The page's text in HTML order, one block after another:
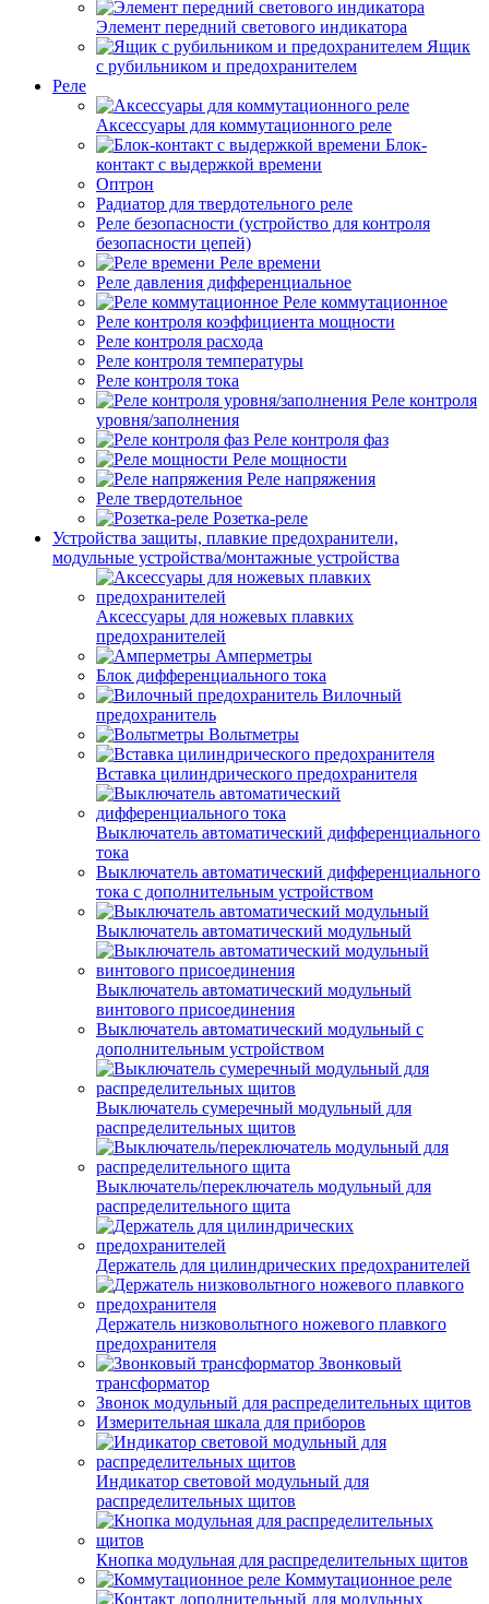
Элемент передний светового индикатора
Ящик
с рубильником и предохранителем
Реле
Аксессуары для коммутационного реле
Блок-
контакт с выдержкой времени
Оптрон
Радиатор для твердотельного реле
Реле безопасности (устройство для контроля
безопасности цепей)
Реле времени
Реле давления дифференциальное
Реле коммутационное
Реле контроля коэффициента мощности
Реле контроля расхода
Реле контроля температуры
Реле контроля тока
Реле контроля
уровня/заполнения
Реле контроля фаз
Реле мощности
Реле напряжения
Реле твердотельное
Розетка-реле
Устройства защиты, плавкие предохранители,
модульные устройства/монтажные устройства
Аксессуары для ножевых плавких
предохранителей
Амперметры
Блок дифференциального тока
Вилочный
предохранитель
Вольтметры
Вставка цилиндрического предохранителя
Выключатель автоматический дифференциального
тока
Выключатель автоматический дифференциального
тока с дополнительным устройством
Выключатель автоматический модульный
Выключатель автоматический модульный
винтового присоединения
Выключатель автоматический модульный с
дополнительным устройством
Выключатель сумеречный модульный для
распределительных щитов
Выключатель/переключатель модульный для
распределительного щита
Держатель для цилиндрических предохранителей
Держатель низковольтного ножевого плавкого
предохранителя
Звонковый
трансформатор
Звонок модульный для распределительных щитов
Измерительная шкала для приборов
Индикатор световой модульный для
распределительных щитов
Кнопка модульная для распределительных щитов
Коммутационное реле